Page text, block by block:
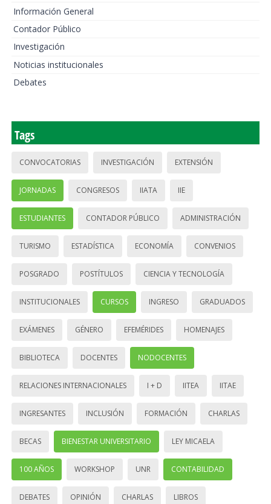
Información General
Contador Público
Investigación
Noticias institucionales
Debates
Tags
CONVOCATORIAS INVESTIGACIÓN EXTENSIÓN
JORNADAS CONGRESOS IIATA IIE
ESTUDIANTES CONTADOR PÚBLICO ADMINISTRACIÓN
TURISMO ESTADÍSTICA ECONOMÍA CONVENIOS
POSGRADO POSTÍTULOS CIENCIA Y TECNOLOGÍA
INSTITUCIONALES CURSOS INGRESO GRADUADOS
EXÁMENES GÉNERO EFEMÉRIDES HOMENAJES
BIBLIOTECA DOCENTES NODOCENTES
RELACIONES INTERNACIONALES I + D IITEA IITAE
INGRESANTES INCLUSIÓN FORMACIÓN CHARLAS
BECAS BIENESTAR UNIVERSITARIO LEY MICAELA
100 AÑOS WORKSHOP UNR CONTABILIDAD
DEBATES OPINIÓN CHARLAS LIBROS